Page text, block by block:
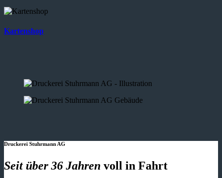
Kartenshop
Druckerei Stuhrmann AG
Seit über 36 Jahren voll in Fahrt